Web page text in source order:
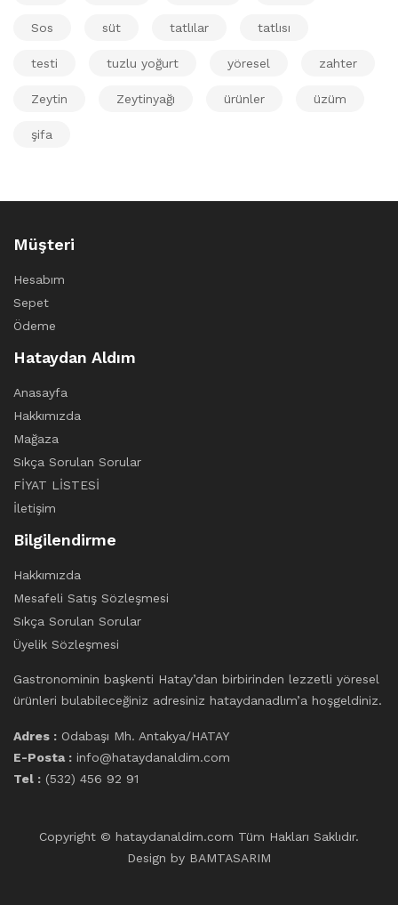
Sos süt tatlılar tatlısı
testi tuzlu yoğurt yöresel zahter
Zeytin Zeytinyağı ürünler üzüm
şifa
Müşteri
Hesabım
Sepet
Ödeme
Hataydan Aldım
Anasayfa
Hakkımızda
Mağaza
Sıkça Sorulan Sorular
FİYAT LİSTESİ
İletişim
Bilgilendirme
Hakkımızda
Mesafeli Satış Sözleşmesi
Sıkça Sorulan Sorular
Üyelik Sözleşmesi
Gastronominin başkenti Hatay’dan birbirinden lezzetli yöresel
ürünleri bulabileceğiniz adresiniz hataydanadlım’a hoşgeldiniz.
Adres : Odabaşı Mh. Antakya/HATAY
E-Posta : info@hataydanaldim.com
Tel : (532) 456 92 91
Copyright © hataydanaldim.com Tüm Hakları Saklıdır.
Design by BAMTASARIM